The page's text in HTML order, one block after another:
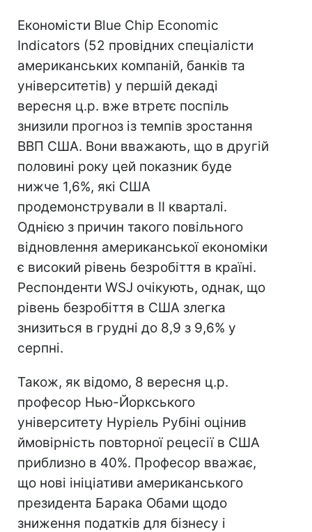
Економісти Blue Chip Economic
Indicators (52 провідних спеціалісти
американських компаній, банків та
університетів) у першій декаді
вересня ц.р. вже втретє поспіль
знизили прогноз із темпів зростання
ВВП США. Вони вважають, що в другій
половині року цей показник буде
нижче 1,6%, які США
продемонстрували в II кварталі.
Однією з причин такого повільного
відновлення американської економіки
є високий рівень безробіття в країні.
Респонденти WSJ очікують, однак, що
рівень безробіття в США злегка
знизиться в грудні до 8,9 з 9,6% у
серпні.
Також, як відомо, 8 вересня ц.р.
професор Нью-Йоркського
університету Нуріель Рубіні оцінив
ймовірність повторної рецесії в США
приблизно в 40%. Професор вважає,
що нові ініціативи американського
президента Барака Обами щодо
зниження податків для бізнесу і